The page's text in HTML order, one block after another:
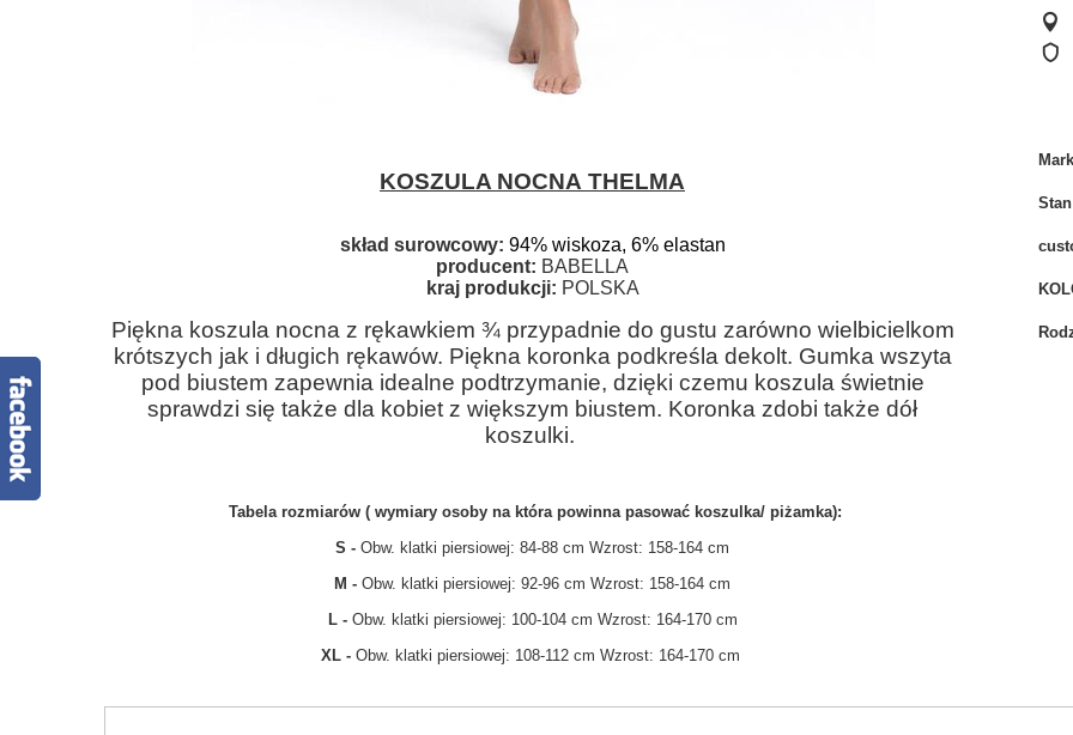
KOSZULA NOCNA THELMA
skład surowcowy: 94% wiskoza, 6% elastan
producent: BABELLA
kraj produkcji: POLSKA
Piękna koszula nocna z rękawkiem ¾ przypadnie do gustu zarówno wielbicielkom
krótszych jak i długich rękawów. Piękna koronka podkreśla dekolt. Gumka wszyta
pod biustem zapewnia idealne podtrzymanie, dzięki czemu koszula świetnie
sprawdzi się także dla kobiet z większym biustem. Koronka zdobi także dół
koszulki.
Tabela rozmiarów ( wymiary osoby na która powinna pasować koszulka/ piżamka):
S - Obw. klatki piersiowej: 84-88 cm Wzrost: 158-164 cm
M - Obw. klatki piersiowej: 92-96 cm Wzrost: 158-164 cm
L - Obw. klatki piersiowej: 100-104 cm Wzrost: 164-170 cm
XL - Obw. klatki piersiowej: 108-112 cm Wzrost: 164-170 cm
Stan